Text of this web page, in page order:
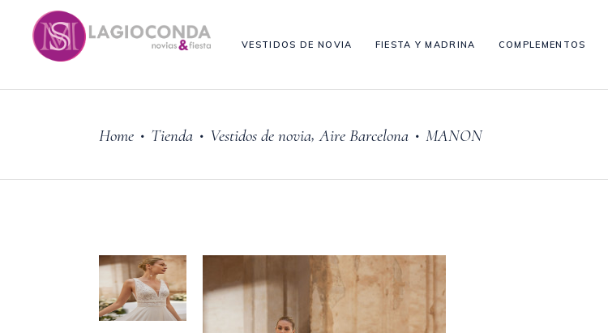
VESTIDOS DE NOVIA FIESTA Y MADRINA COMPLEMENTOS
Home • Tienda • Vestidos de novia, Aire Barcelona • MANON